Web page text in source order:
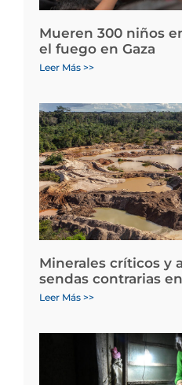
Mueren 300 niños
el fuego en Gaza
Leer Más >>
Minerales críticos y
sendas contrarias
Leer Más >>